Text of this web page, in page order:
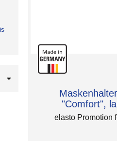
"Comfort",
elasto Promotion